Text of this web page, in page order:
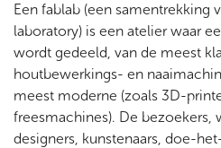
Een fablab (een samentrekking
laboratory) is een atelier waar
wordt gedeeld, van de meest
houtbewerkings- en
meest moderne (zoals 3D-
freesmachines). De bezoekers,
designers, kunstenaars, doe-